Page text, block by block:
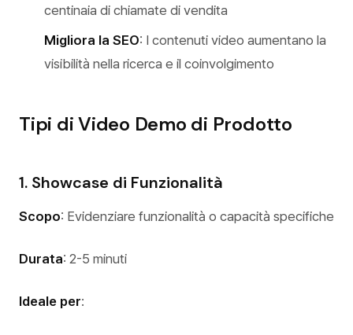
centinaia di chiamate di vendita
Migliora la SEO: I contenuti video aumentano la
visibilità nella ricerca e il coinvolgimento
Tipi di Video Demo di Prodotto
1. Showcase di Funzionalità
Scopo: Evidenziare funzionalità o capacità specifiche
Durata: 2-5 minuti
Ideale per: